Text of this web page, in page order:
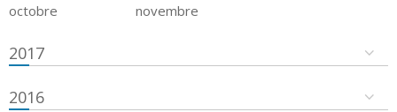
octobre
novembre
2017
2016